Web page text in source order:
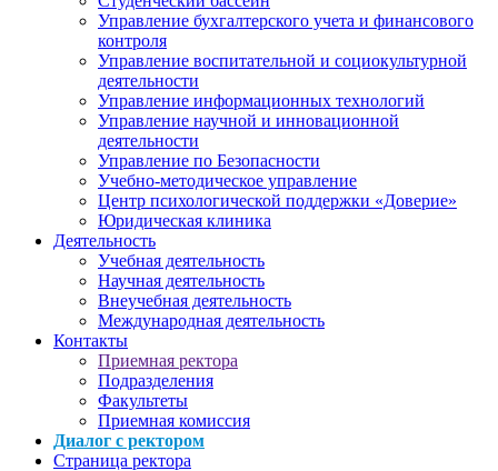
Управление бухгалтерского учета и финансового
контроля
Управление воспитательной и социокультурной
деятельности
Управление информационных технологий
Управление научной и инновационной
деятельности
Управление по Безопасности
Учебно-методическое управление
Центр психологической поддержки «Доверие»
Юридическая клиника
Деятельность
Учебная деятельность
Научная деятельность
Внеучебная деятельность
Международная деятельность
Контакты
Приемная ректора
Подразделения
Факультеты
Приемная комиссия
Диалог с ректором
Страница ректора